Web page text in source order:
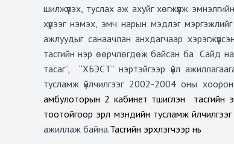
шилжүүлэх, туслах аж ахуйг хөгжүүлж
хүрээг нэмэх, эмч нарын мэдлэг
ажлуудыг санаачлан анхдагчаар
тасгийн нэр өөрчлөгдөж байсан ба Сайд
тасаг”,
“ХБЭСТ” нэртэйгээр үйл
тусламж үйлчилгээг 2002-2004 оны
амбулоторын 2 кабинет түшиглэн
тасгийн
тоотойгоор эрүүл мэндийн тусламж үйлчилгээг
ажиллаж байна.Тасгийн эрхлэгчээр нь